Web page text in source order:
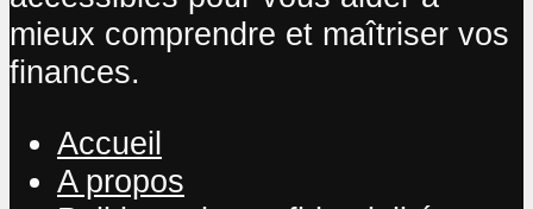
mieux comprendre et maîtriser vos
finances.
Accueil
A propos